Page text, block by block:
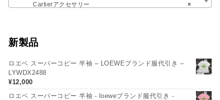
×
Cartierアクセサリー
新製品
ロエベ スーパーコピー 半袖 – LOEWEブランド服代引き –
LYWDX2488
¥12,000
ロエベ スーパーコピー 半袖 - loeweブランド服代引き -